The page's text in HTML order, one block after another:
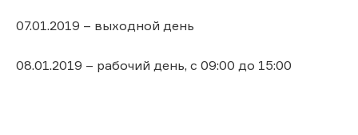
07.01.2019 – выходной день
08.01.2019 – рабочий день, с 09:00 до 15:00